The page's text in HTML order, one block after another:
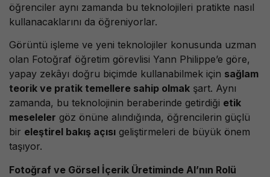
öğrenciler aynı zamanda bu teknolojileri pratikte nasıl
kullanacaklarını da öğreniyorlar.
Görüntü işleme ve yeni teknolojiler konusunda uzman
olan Fotoğraf öğretim görevlisi Yann Philippe’e göre,
yapay zekâyı doğru biçimde kullanabilmek için sağlam
teorik ve pratik temellere sahip olmak şart. Aynı
zamanda, bu teknolojinin beraberinde getirdiği etik
meseleler göz önüne alındığında, öğrencilerin güçlü
bir eleştirel bakış açısı geliştirmeleri de büyük önem
taşıyor.
Fotoğraf ve Görsel İçerik Üretiminde AI’nın Rolü